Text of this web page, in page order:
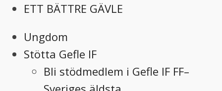
ETT BÄTTRE GÄVLE
Ungdom
Stötta Gefle IF
Bli stödmedlem i Gefle IF FF–